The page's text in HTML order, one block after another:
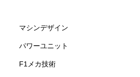
マシンデザイン
パワーユニット
F1メカ技術